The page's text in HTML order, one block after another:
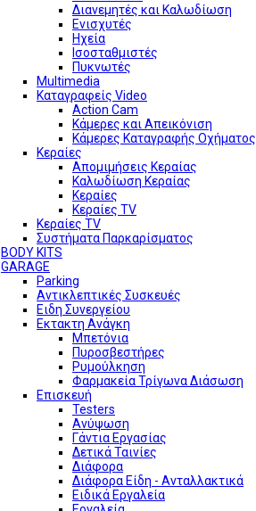
Διανεμητές και Καλωδίωση
Ενισχυτές
Ηχεία
Ισοσταθμιστές
Πυκνωτές
Multimedia
Καταγραφείς Video
Action Cam
Κάμερες και Απεικόνιση
Κάμερες Καταγραφής Οχήματος
Κεραίες
Απομιμήσεις Κεραίας
Καλωδίωση Κεραίας
Κεραίες
Κεραίες TV
Κεραίες TV
Συστήματα Παρκαρίσματος
BODY KITS
GARAGE
Parking
Αντικλεπτικές Συσκευές
Ειδη Συνεργείου
Εκτακτη Ανάγκη
Μπετόνια
Πυροσβεστήρες
Ρυμούλκηση
Φαρμακεία Τρίγωνα Διάσωση
Επισκευή
Testers
Ανύψωση
Γάντια Εργασίας
Δετικά Ταινίες
Διάφορα
Διάφορα Είδη - Ανταλλακτικά
Ειδικά Εργαλεία